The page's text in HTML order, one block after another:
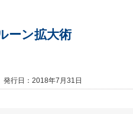
ーン拡大術
発行日：2018年7月31日